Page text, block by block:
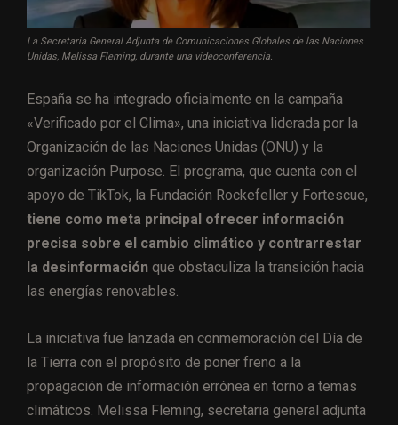
La Secretaria General Adjunta de Comunicaciones Globales de las Naciones
Unidas, Melissa Fleming, durante una videoconferencia.
España se ha integrado oficialmente en la campaña
«Verificado por el Clima», una iniciativa liderada por la
Organización de las Naciones Unidas (ONU) y la
organización Purpose. El programa, que cuenta con el
apoyo de TikTok, la Fundación Rockefeller y Fortescue,
tiene como meta principal ofrecer información
precisa sobre el cambio climático y contrarrestar
la desinformación que obstaculiza la transición hacia
las energías renovables.
La iniciativa fue lanzada en conmemoración del Día de
la Tierra con el propósito de poner freno a la
propagación de información errónea en torno a temas
climáticos. Melissa Fleming, secretaria general adjunta